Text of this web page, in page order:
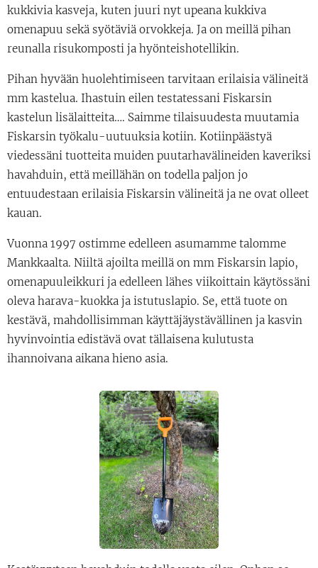
kukkivia kasveja, kuten juuri nyt upeana kukkiva
omenapuu sekä syötäviä orvokkeja. Ja on meillä pihan
reunalla risukomposti ja hyönteishotellikin.
Pihan hyvään huolehtimiseen tarvitaan erilaisia välineitä
mm kastelua. Ihastuin eilen testatessani Fiskarsin
kastelun lisälaitteita…. Saimme tilaisuudesta muutamia
Fiskarsin työkalu-uutuuksia kotiin. Kotiinpäästyä
viedessäni tuotteita muiden puutarhavälineiden kaveriksi
havahduin, että meillähän on todella paljon jo
entuudestaan erilaisia Fiskarsin välineitä ja ne ovat olleet
kauan.
Vuonna 1997 ostimme edelleen asumamme talomme
Mankkaalta. Niiltä ajoilta meillä on mm Fiskarsin lapio,
omenapuuleikkuri ja edelleen lähes viikoittain käytössäni
oleva harava-kuokka ja istutuslapio. Se, että tuote on
kestävä, mahdollisimman käyttäjäystävällinen ja kasvin
hyvinvointia edistävä ovat tällaisena kulutusta
ihannoivana aikana hieno asia.